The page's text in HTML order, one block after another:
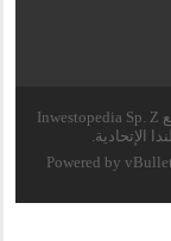
– احدى مواقع Inwestopedia Sp. Z
Powered by